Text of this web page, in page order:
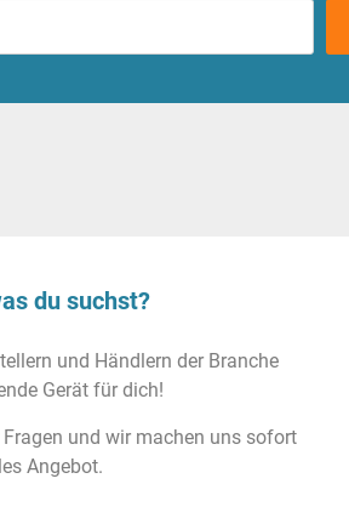
du suchst?
und Händlern der Branche
Gerät für dich!
und wir machen uns sofort
Angebot.